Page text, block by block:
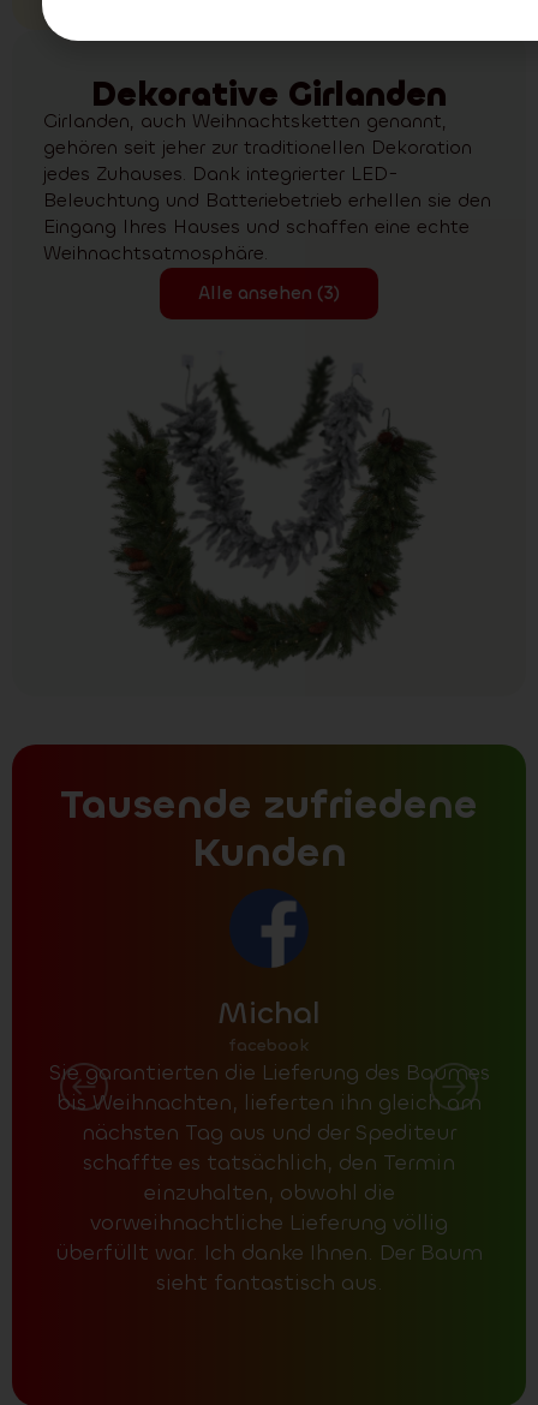
Dekorative Girlanden
Girlanden, auch Weihnachtsketten genannt,
gehören seit jeher zur traditionellen Dekoration
jedes Zuhauses. Dank integrierter LED-
Beleuchtung und Batteriebetrieb erhellen sie den
Eingang Ihres Hauses und schaffen eine echte
Weihnachtsatmosphäre.
Alle ansehen (3)
Tausende zufriedene
Kunden
Michal
facebook
Sie garantierten die Lieferung des Baumes
bis Weihnachten, lieferten ihn gleich am
nächsten Tag aus und der Spediteur
schaffte es tatsächlich, den Termin
einzuhalten, obwohl die
vorweihnachtliche Lieferung völlig
überfüllt war. Ich danke Ihnen. Der Baum
sieht fantastisch aus.